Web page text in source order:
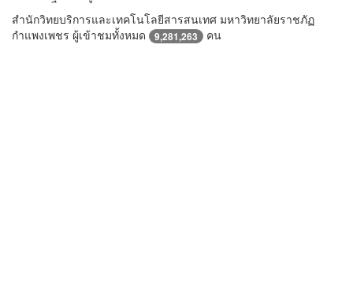
สำนักวิทยบริการและเทคโนโลยีสารสนเทศ มหาวิทยาลัยราชภัฏ
กำแพงเพชร ผู้เข้าชมทั้งหมด
9,281,263 คน